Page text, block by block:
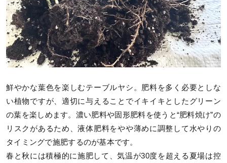
鮮やかな葉色を楽しむテーブルヤシ。肥料を多く必要としな
い植物ですが、適切に与えることでイキイキとしたグリーン
の葉を楽しめます。濃い肥料や固形肥料を使うと“肥料焼け”の
リスクがあるため、液体肥料をやや薄めに調整して水やりの
タイミングで施肥するのが基本です。
春と秋には積極的に施肥して、気温が30度を超える夏場は控